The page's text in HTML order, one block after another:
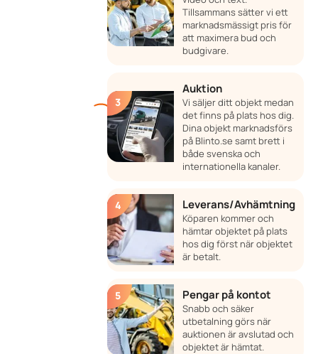
Tillsammans sätter vi ett
marknadsmässigt pris för
att maximera bud och
budgivare.
Auktion
Vi säljer ditt objekt medan
det finns på plats hos dig.
Dina objekt marknadsförs
på Blinto.se samt brett i
både svenska och
internationella kanaler.
Leverans/Avhämtning
Köparen kommer och
hämtar objektet på plats
hos dig först när objektet
är betalt.
Pengar på kontot
Snabb och säker
utbetalning görs när
auktionen är avslutad och
objektet är hämtat.